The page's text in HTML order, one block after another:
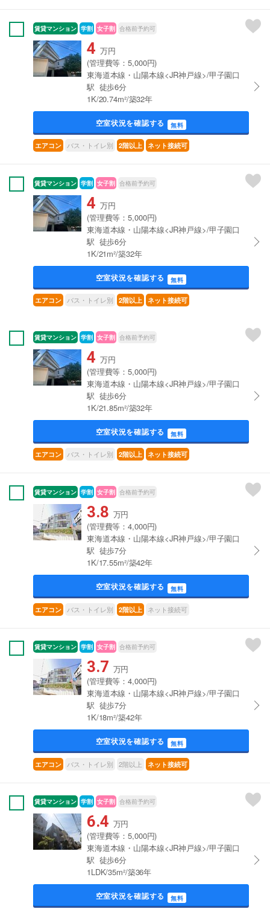
賃貸マンション 学割 女子割 合格前予約可
4 万円
(管理費等：5,000円)
東海道本線・山陽本線<JR神戸線>/甲子園口
駅 徒歩6分
1K/20.74m²/築32年
空室状況を確認する 無料
エアコン バス・トイレ別 2階以上 ネット接続可
賃貸マンション 学割 女子割 合格前予約可
4 万円
(管理費等：5,000円)
東海道本線・山陽本線<JR神戸線>/甲子園口
駅 徒歩6分
1K/21m²/築32年
空室状況を確認する 無料
エアコン バス・トイレ別 2階以上 ネット接続可
賃貸マンション 学割 女子割 合格前予約可
4 万円
(管理費等：5,000円)
東海道本線・山陽本線<JR神戸線>/甲子園口
駅 徒歩6分
1K/21.85m²/築32年
空室状況を確認する 無料
エアコン バス・トイレ別 2階以上 ネット接続可
賃貸マンション 学割 女子割 合格前予約可
3.8 万円
(管理費等：4,000円)
東海道本線・山陽本線<JR神戸線>/甲子園口
駅 徒歩7分
1K/17.55m²/築42年
空室状況を確認する 無料
エアコン バス・トイレ別 2階以上 ネット接続可
賃貸マンション 学割 女子割 合格前予約可
3.7 万円
(管理費等：4,000円)
東海道本線・山陽本線<JR神戸線>/甲子園口
駅 徒歩7分
1K/18m²/築42年
空室状況を確認する 無料
エアコン バス・トイレ別 2階以上 ネット接続可
賃貸マンション 学割 女子割 合格前予約可
6.4 万円
(管理費等：5,000円)
東海道本線・山陽本線<JR神戸線>/甲子園口
駅 徒歩6分
1LDK/35m²/築36年
空室状況を確認する 無料